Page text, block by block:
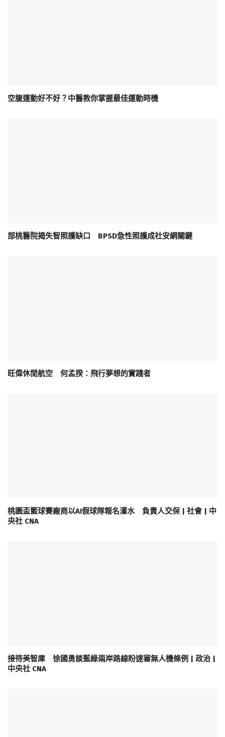
空腹運動好不好？中醫教你掌握最佳運動時機
部桃醫院揭失智照護缺口 BPSD急性照護成社安網關鍵
旺偉休閒航空 何孟揆：飛行夢想的實踐者
桃園盃籃球賽廠商以AI假球隊報名灌水 負責人交保 | 社會 | 中
央社 CNA
接待美智庫 徐國勇談藍綠兩岸路線盼速審無人機條例 | 政治 |
中央社 CNA